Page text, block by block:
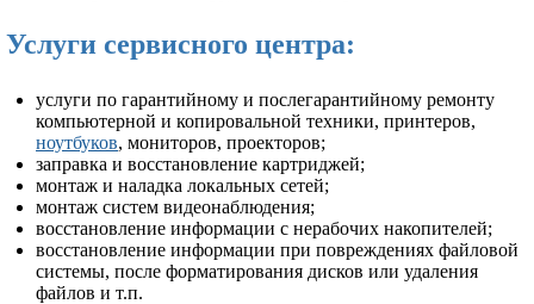
Услуги сервисного центра:
услуги по гарантийному и послегарантийному ремонту
компьютерной и копировальной техники, принтеров,
ноутбуков, мониторов, проекторов;
заправка и восстановление картриджей;
монтаж и наладка локальных сетей;
монтаж систем видеонаблюдения;
восстановление информации с нерабочих накопителей;
восстановление информации при повреждениях файловой
системы, после форматирования дисков или удаления
файлов и т.п.